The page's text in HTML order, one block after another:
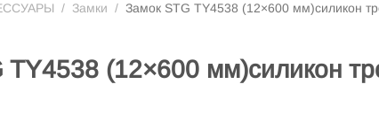
/ Замки / Замок STG TY4538 (12×600 мм)силикон
TY4538 (12×600 мм)силикон